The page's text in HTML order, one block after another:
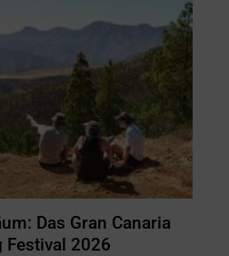
Das Gran Canaria
Festival 2026